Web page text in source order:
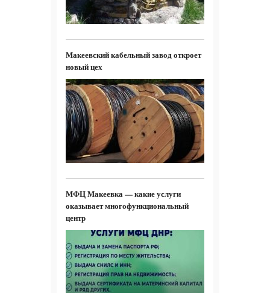
Макеевский кабельный завод откроет
новый цех
МФЦ Макеевка — какие услуги
оказывает многофункциональный
центр